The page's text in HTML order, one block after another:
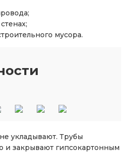
мусора.
укладывают. Трубы
закрывают гипсокартонным